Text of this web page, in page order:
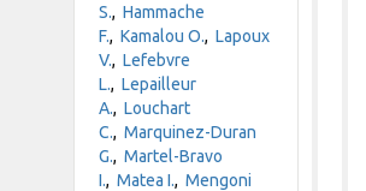
S.,Hammache
F.,Kamalou O.,Lapoux
V.,Lefebvre
L.,Lepailleur
A.,Louchart
C.,Marquinez-Duran
G.,Martel-Bravo
I.,Matea I.,Mengoni